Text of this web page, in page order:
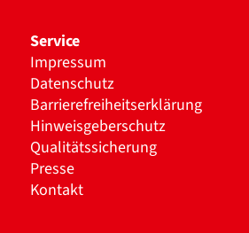
Service
Impressum
Datenschutz
Barrierefreiheitserklärung
Hinweisgeberschutz
Qualitätssicherung
Presse
Kontakt